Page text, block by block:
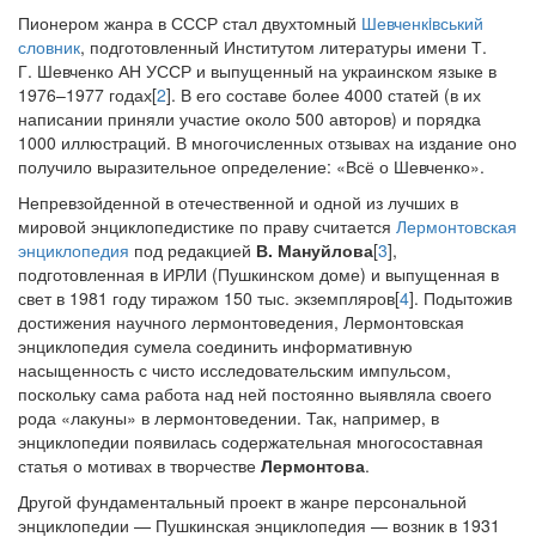
Пионером жанра в СССР стал двухтомный Шевченкiвський
словник, подготовленный Институтом литературы имени Т.
Г. Шевченко АН УССР и выпущенный на украинском языке в
1976–1977 годах[2]. В его составе более 4000 статей (в их
написании приняли участие около 500 авторов) и порядка
1000 иллюстраций. В многочисленных отзывах на издание оно
получило выразительное определение: «Всё о Шевченко».
Непревзойденной в отечественной и одной из лучших в
мировой энциклопедистике по праву считается Лермонтовская
энциклопедия под редакцией В. Мануйлова[3],
подготовленная в ИРЛИ (Пушкинском доме) и выпущенная в
свет в 1981 году тиражом 150 тыс. экземпляров[4]. Подытожив
достижения научного лермонтоведения, Лермонтовская
энциклопедия сумела соединить информативную
насыщенность с чисто исследовательским импульсом,
поскольку сама работа над ней постоянно выявляла своего
рода «лакуны» в лермонтоведении. Так, например, в
энциклопедии появилась содержательная многосоставная
статья о мотивах в творчестве Лермонтова.
Другой фундаментальный проект в жанре персональной
энциклопедии — Пушкинская энциклопедия — возник в 1931